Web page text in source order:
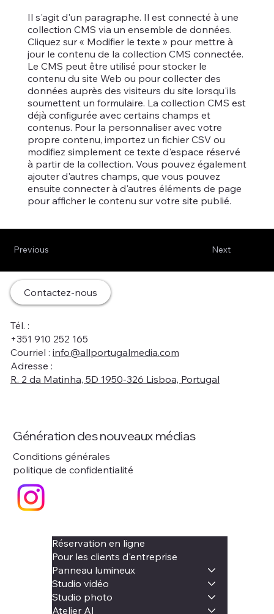
Il s'agit d'un paragraphe. Il est connecté à une
collection CMS via un ensemble de données.
Cliquez sur « Modifier le texte » pour mettre à
jour le contenu de la collection CMS connectée.
Le CMS peut être utilisé pour stocker le
contenu du site Web ou pour collecter des
données auprès des visiteurs du site lorsqu'ils
soumettent un formulaire. La collection CMS est
déjà configurée avec certains champs et
contenus. Pour la personnaliser avec votre
propre contenu, importez un fichier CSV ou
modifiez simplement ce texte d'espace réservé
à partir de la collection. Vous pouvez également
ajouter d'autres champs, que vous pouvez
ensuite connecter à d'autres éléments de page
pour afficher le contenu sur votre site publié.
Next
Previous
Contactez-nous
Tél. :
+351 910 252 165
Courriel : info@allportugalmedia.com
Adresse :
R. 2 da Matinha, 5D 1950-326 Lisboa, Portugal
Réservation en ligne
Pour les clients d'entreprise
Panneau lumineux
Studio vidéo
Studio photo
Atelier AI
Génération des nouveaux médias
Conditions générales
politique de confidentialité